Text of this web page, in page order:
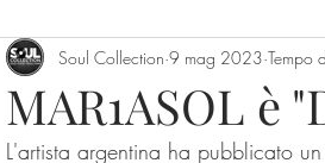
MAR1ASOL è
Soul Collection 9 mag 2023 Tempo
L'artista argentina ha pubblicato